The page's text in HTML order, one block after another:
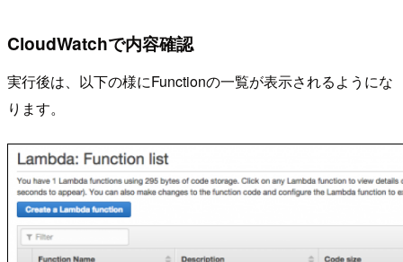
CloudWatchで内容確認
実行後は、以下の様にFunctionの一覧が表示されるようにな
ります。